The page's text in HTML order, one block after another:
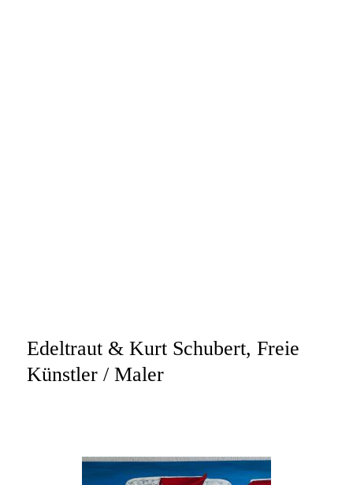
Edeltraut & Kurt Schubert, Freie
Künstler / Maler